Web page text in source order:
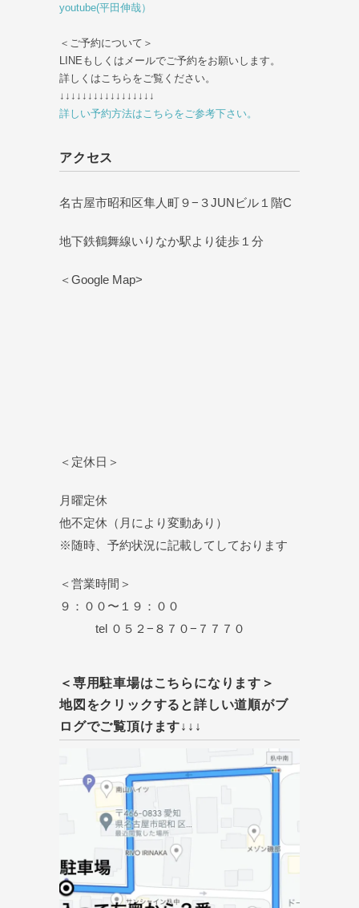
youtube(平田伸哉）
＜ご予約について＞
LINEもしくはメールでご予約をお願いします。
詳しくはこちらをご覧ください。
↓↓↓↓↓↓↓↓↓↓↓↓↓↓↓↓↓
詳しい予約方法はこちらをご参考下さい。
アクセス
名古屋市昭和区隼人町９−３JUNビル１階C
地下鉄鶴舞線いりなか駅より徒歩１分
＜Google Map>
＜定休日＞
月曜定休
他不定休（月により変動あり）
※随時、予約状況に記載してしております
＜営業時間＞
９：００〜１９：００
tel ０５２−８７０−７７７０
＜専用駐車場はこちらになります＞
地図をクリックすると詳しい道順がブ
ログでご覧頂けます↓↓↓